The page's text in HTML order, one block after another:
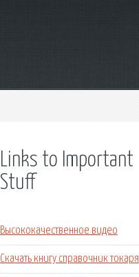
Links to Important
Stuff
Высококачественное видео
Скачать книгу справочник токаря